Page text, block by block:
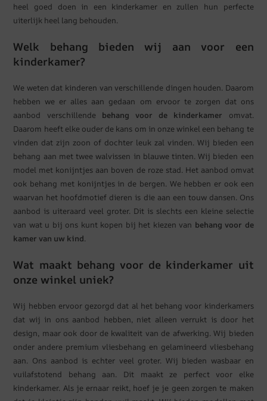
heel goed doen in een kinderkamer en zullen hun perfecte
uiterlijk heel lang behouden.
Welk behang bieden wij aan voor een
kinderkamer?
We weten dat kinderen van verschillende dingen houden. Daarom
hebben we er alles aan gedaan om ervoor te zorgen dat ons
aanbod verschillende behang voor de kinderkamer omvat.
Daarom heeft elke ouder de kans om in onze winkel een behang te
vinden dat zijn zoon of dochter leuk zal vinden. Wij bieden een
behang aan met twee walvissen in blauwe tinten. Wij bieden een
model met konijntjes aan boven de roze stad. Het aanbod omvat
ook behang met konijntjes in de bergen. We hebben er ook een
waarvan het hoofdmotief dieren is die aan een touw dansen. Ons
aanbod is uiteraard veel groter. Dit is slechts een kleine selectie
van wat u bij ons kunt kopen bij het kiezen van behang voor de
kamer van uw kind.
Wat maakt behang voor de kinderkamer uit
onze winkel uniek?
Wij hebben ervoor gezorgd dat al het behang voor kinderkamers
dat wij in ons aanbod hebben, niet alleen verrukt is door het
design, maar ook door de kwaliteit van de afwerking. Wij bieden
onder andere premium vliesbehang en gelamineerd vliesbehang
aan. Ons aanbod is echter veel groter. Wij bieden wasbaar en
vuilafstotend behang aan. Dit maakt ze perfect voor elke
kinderkamer. Als je ernaar reikt, hoef je je geen zorgen te maken